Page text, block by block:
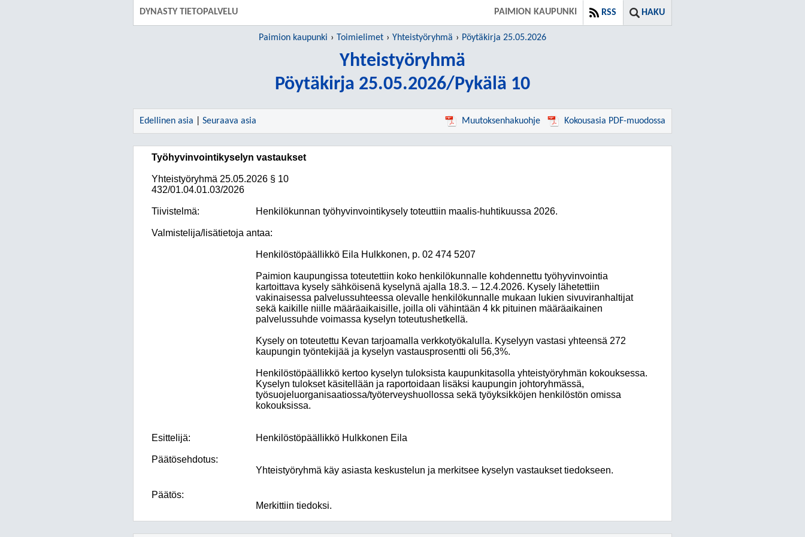
DYNASTY TIETOPALVELU HAKU
RSS
PAIMION KAUPUNKI
Paimion kaupunki Toimielimet Yhteistyöryhmä Pöytäkirja 25.05.2026
Yhteistyöryhmä
Pöytäkirja 25.05.2026/Pykälä 10
Edellinen asia Seuraava asia Muutoksenhakuohje Kokousasia PDF-muodossa
Työhyvinvointikyselyn vastaukset
Yhteistyöryhmä 25.05.2026 § 10
432/01.04.01.03/2026
Tiivistelmä: Henkilökunnan työhyvinvointikysely toteuttiin maalis-huhtikuussa 2026.
Valmistelija/lisätietoja antaa:
Henkilöstöpäällikkö Eila Hulkkonen, p. 02 474 5207
Paimion kaupungissa toteutettiin koko henkilökunnalle kohdennettu työhyvinvointia
kartoittava kysely sähköisenä kyselynä ajalla 18.3. – 12.4.2026. Kysely lähetettiin
vakinaisessa palvelussuhteessa olevalle henkilökunnalle mukaan lukien sivuviranhaltijat
sekä kaikille niille määräaikaisille, joilla oli vähintään 4 kk pituinen määräaikainen
palvelussuhde voimassa kyselyn toteutushetkellä.
Kysely on toteutettu Kevan tarjoamalla verkkotyökalulla. Kyselyyn vastasi yhteensä 272
kaupungin työntekijää ja kyselyn vastausprosentti oli 56,3%.
Henkilöstöpäällikkö kertoo kyselyn tuloksista kaupunkitasolla yhteistyöryhmän kokouksessa.
Kyselyn tulokset käsitellään ja raportoidaan lisäksi kaupungin johtoryhmässä,
työsuojeluorganisaatiossa/työterveyshuollossa sekä työyksikköjen henkilöstön omissa
kokouksissa.
Esittelijä: Henkilöstöpäällikkö Hulkkonen Eila
Päätösehdotus:
Yhteistyöryhmä käy asiasta keskustelun ja merkitsee kyselyn vastaukset tiedokseen.
Päätös:
Merkittiin tiedoksi.